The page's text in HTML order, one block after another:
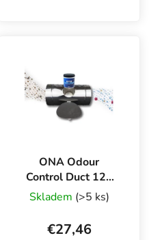
ONA Odour
Control Duct 125
mm, neutralizátor
zápachu pre
potrubia
Skladem (>5 ks)
€27,46